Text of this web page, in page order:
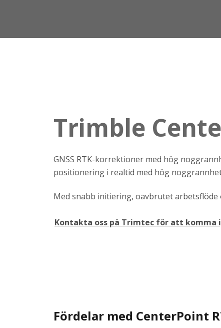
Trimble
GNSS RTK-korrektioner med hög
positionering i realtid med hög
Med snabb initiering, oavbrutet
Kontakta oss på Trimtec för att komma
Fördelar med CenterPoint